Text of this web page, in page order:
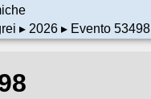
▸ 2026▸ Evento 53498